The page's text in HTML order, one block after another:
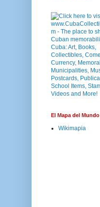
El Mapa del Mundo
Wikimapia